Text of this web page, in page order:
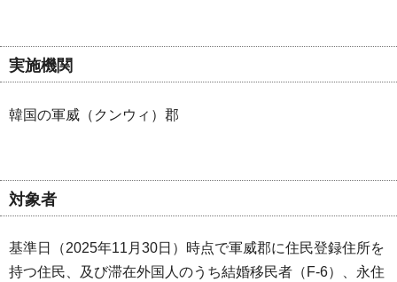
実施機関
韓国の軍威（クンウィ）郡
対象者
基準日（2025年11月30日）時点で軍威郡に住民登録住所を
持つ住民、及び滞在外国人のうち結婚移民者（F-6）、永住